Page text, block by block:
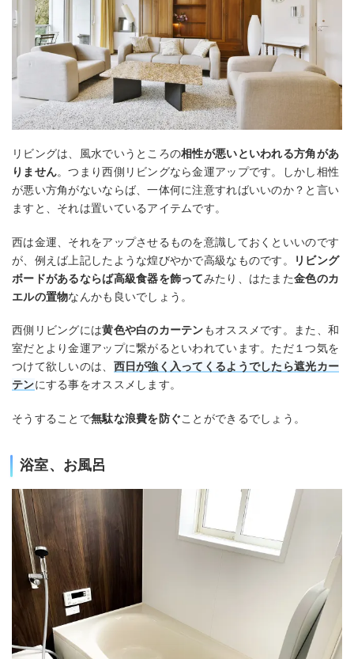
リビングは、風水でいうところの相性が悪いといわれる方角があ
りません。つまり西側リビングなら金運アップです。しかし相性
が悪い方角がないならば、一体何に注意すればいいのか？と言い
ますと、それは置いているアイテムです。
西は金運、それをアップさせるものを意識しておくといいのです
が、例えば上記したような煌びやかで高級なものです。
リビング
ボードがあるならば高級食器を飾ってみたり、はたまた金色のカ
エルの置物なんかも良いでしょう。
西側リビングには黄色や白のカーテンもオススメです。また、和
室だとより金運アップに繋がるといわれています。ただ１つ気を
つけて欲しいのは、 西日が強く入ってくるようでしたら遮光カー
テンにする事をオススメします。
そうすることで無駄な浪費を防ぐことができるでしょう。
浴室、お風呂